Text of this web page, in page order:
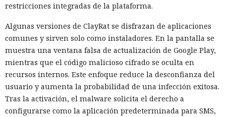
restricciones integradas de la plataforma.
Algunas versiones de ClayRat se disfrazan de aplicaciones
comunes y sirven solo como instaladores. En la pantalla se
muestra una ventana falsa de actualización de Google Play,
mientras que el código malicioso cifrado se oculta en
recursos internos. Este enfoque reduce la desconfianza del
usuario y aumenta la probabilidad de una infección exitosa.
Tras la activación, el malware solicita el derecho a
configurarse como la aplicación predeterminada para SMS,